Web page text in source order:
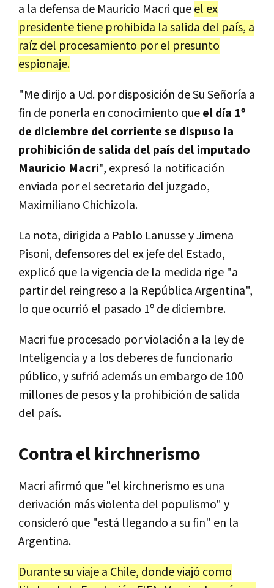
a la defensa de Mauricio Macri queel ex
presidente tiene prohibida la salida del país, a
raíz del procesamiento por el presunto
espionaje.
"Me dirijo a Ud. por disposición de Su Señoría a
fin de ponerla en conocimiento queel día 1º
de diciembre del corriente se dispuso la
prohibición de salida del país del imputado
Mauricio Macri", expresó la notificación
enviada por el secretario del juzgado,
Maximiliano Chichizola.
La nota, dirigida a Pablo Lanusse y Jimena
Pisoni, defensores del ex jefe del Estado,
explicó que la vigencia de la medida rige "a
partir del reingreso a la República Argentina",
lo que ocurrió el pasado 1º de diciembre.
Macri fue procesado por violación a la ley de
Inteligencia y a los deberes de funcionario
público, y sufrió además un embargo de 100
millones de pesos y la prohibición de salida
del país.
Contra el kirchnerismo
Macri afirmó que "el kirchnerismo es una
derivación más violenta del populismo" y
consideró que "está llegando a su fin" en la
Argentina.
Durante su viaje a Chile, donde viajó como